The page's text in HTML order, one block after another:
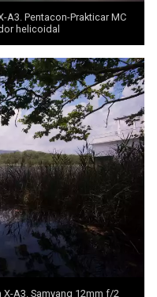
A3. Pentacon-Prakticar MC
helicoidal
X-A3. Samyang 12mm f/2